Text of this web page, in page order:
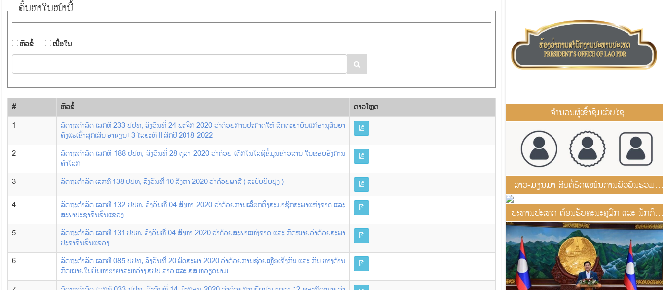
ຄົ້ນ​ຫາ​ໃນ​ໜ້ານີ້
​ຫົວ​ຂໍ້ ​ເນື້ອ​ໃນ
# ​ຫົວ​ຂໍ້
ດາວ​ໂຫຼດ
1
ລັດຖະດຳລັດ ເລກທີ 233 ປປທ, ລົງວັນທີ່ 24 ພະຈິກ 2020 ວ່າດ້ວຍການປະກາດໃຫ້ ສັດຕະຍາບັນແກ່ອານຸສັນຍາ
ຄັງແຮເຂົ້າສຸກເສີນ ອາຊຽນ+3 ໄລຍະທີ II ສົກປີ 2018-2022
2
ລັດຖະດຳລັດ ເລກທີ 188 ປປທ, ລົງວັນທີ່ 28 ຕູລາ 2020 ວ່າດ້ວຍ ເຕັກໂນໂລຊີຂໍ້ມູນຂ່າວສານ ໃນຂອບອົງການ
ຄ້າໂລກ
3
ລັດຖະດຳລັດ ເລກທີ 138 ປປທ, ລົງວັນທີ່ 10 ສິງຫາ 2020 ວ່າດ້ວຍພາສີ ( ສະບັບປັບປຸງ )
4
ລັດຖະດຳລັດ ເລກທີ 132 ປປທ, ລົງວັນທີ່ 04 ສິງຫາ 2020 ວ່າດ້ວຍການເລື້ອກຕັ້ງສະມາຊິກສະພາແຫ່ງຊາດ ແລະ
ສະພາປະຊາຊົນຂັ້ນແຂວງ
5
ລັດຖະດຳລັດ ເລກທີ 131 ປປທ, ລົງວັນທີ່ 04 ສິງຫາ 2020 ວ່າດ້ວຍສະພາແຫ່ງຊາດ ແລະ ກົດໝາຍວ່າດ້ວຍສະພາ
ປະຊາຊົນຂັ້ນແຂວງ
6
ລັດຖະດຳລັດ ເລກທີ 085 ປປທ, ລົງວັນທີ່ 20 ພຶດສະພາ 2020 ວ່າດ້ວຍການຊ່ວຍເຫຼືອເຊິ່ງກັນ ແລະ ກັນ ທາງດ້ານ
ກົດໝາຍໃນບັນຫາອາຍາລະຫວ່າງ ສປປ ລາວ ແລະ ສສ ຫວຽດນາມ
ຈຳນວນຜູ້ເຂົ້າຊົມເວັບໄຊ
ລາວ-ມຽນມາ ສືບຕໍ່ຮັດແໜ້ນການພົວພັນຮ່ວມມື
ປະທານປະເທດ ຕ້ອນຮັບຄະນະຄູຝຶກ ແລະ ນັກກິລາ
ລາວ